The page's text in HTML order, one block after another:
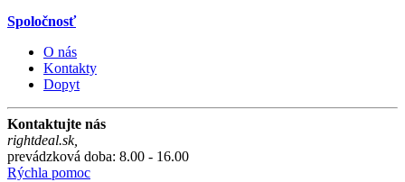
Spoločnosť
O nás
Kontakty
Dopyt
Kontaktujte nás
rightdeal.sk,
prevádzková doba: 8.00 - 16.00
Rýchla pomoc